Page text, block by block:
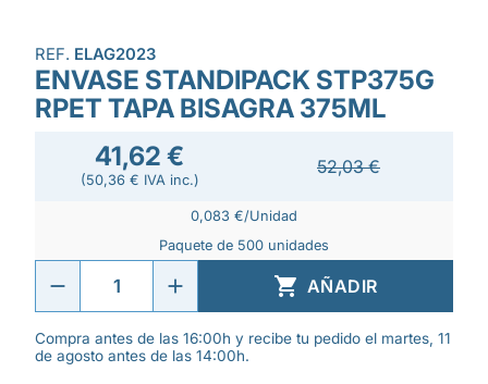
REF. ELAG2023
ENVASE STANDIPACK STP375G
RPET TAPA BISAGRA 375ML
41,62 €
(50,36 € IVA inc.)
52,03 €
0,083 €/Unidad
Paquete de 500 unidades
 AÑADIR
Compra antes de las 16:00h y recibe tu pedido el martes, 11
de agosto antes de las 14:00h.